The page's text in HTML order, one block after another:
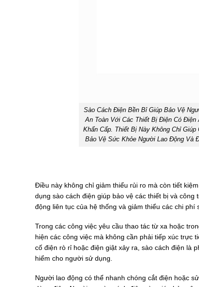
Sào Cách Điện Bền Bỉ Giúp Bảo Vệ
An Toàn Với Các Thiết Bị Điện Có Điện
Khẩn Cấp. Thiết Bị Này Không Chỉ Giúp
Bảo Vệ Sức Khỏe Người Lao Động Và
Điều này không chỉ giảm thiểu rủi ro mà còn tiết
dụng sào cách điện giúp bảo vệ các thiết bị và
động liên tục của hệ thống và giảm thiểu các chi phí
Trong các công việc yêu cầu thao tác từ xa hoặc
hiện các công việc mà không cần phải tiếp xúc
cố điện rò rỉ hoặc điện giật xảy ra, sào cách điện là
hiểm cho người sử dụng.
Người lao động có thể nhanh chóng cắt điện hoặc